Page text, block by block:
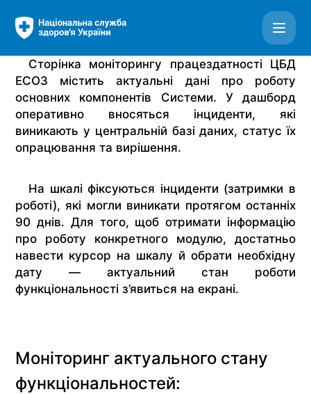
ЕСОЗ - Система моніторингу - Отримувати оновлення
Сторінка моніторингу працездатності ЦБД
ЕСОЗ містить актуальні дані про роботу
основних компонентів Системи. У дашборд
оперативно вносяться інциденти, які
виникають у центральній базі даних, статус їх
опрацювання та вирішення.
На шкалі фіксуються інциденти (затримки в
роботі), які могли виникати протягом останніх
90 днів. Для того, щоб отримати інформацію
про роботу конкретного модулю, достатньо
навести курсор на шкалу й обрати необхідну
дату — актуальний стан роботи
функціональності з’явиться на екрані.
Моніторинг актуального стану
функціональностей: